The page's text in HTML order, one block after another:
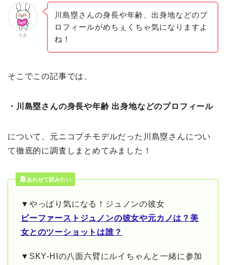
うさ
川島塁さんの身長や年齢、出身地などのプ
ロフィールがめちぇくちゃ気になりますよ
ね！
そこでこの記事では、
・川島塁さんの身長や年齢 出身地などのプロフィール
について、元ニコプチモデルだった川島塁さんについ
て徹底的に調査しまとめてみました！
あわせて読みたい
▼やっぱり気になる！ジュノンの彼女
ビーファーストジュノンの彼女や元カノは？美
女とのツーショットは誰？
▼SKY-HIの八面六臂にルイちゃんと一緒に参加